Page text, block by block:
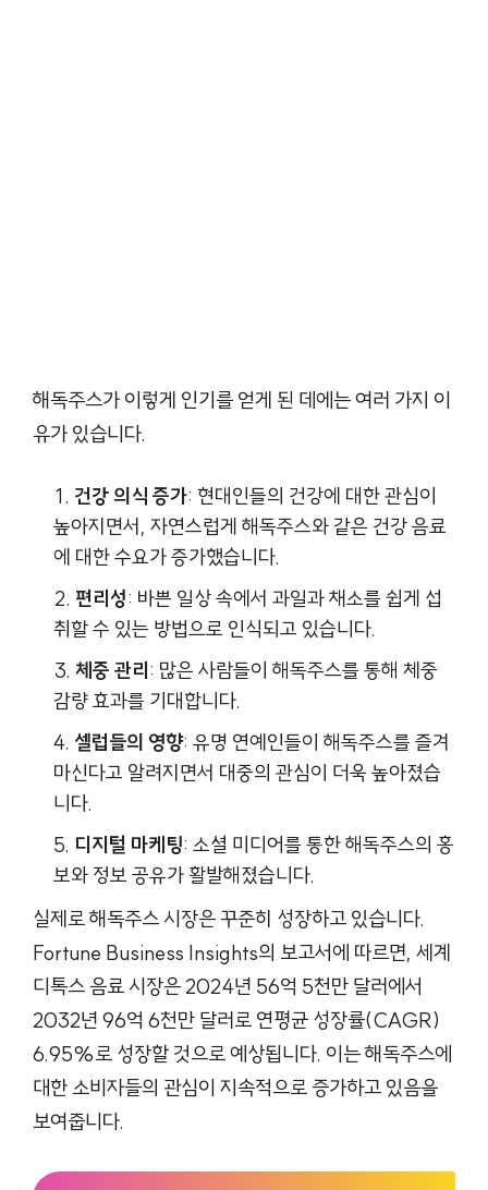
해독주스가 이렇게 인기를 얻게 된 데에는 여러 가지 이
유가 있습니다.
건강 의식 증가: 현대인들의 건강에 대한 관심이
높아지면서, 자연스럽게 해독주스와 같은 건강 음료
에 대한 수요가 증가했습니다.
편리성: 바쁜 일상 속에서 과일과 채소를 쉽게 섭
취할 수 있는 방법으로 인식되고 있습니다.
체중 관리 : 많은 사람들이 해독주스를 통해 체중
감량 효과를 기대합니다.
셀럽들의 영향: 유명 연예인들이 해독주스를 즐겨
마신다고 알려지면서 대중의 관심이 더욱 높아졌습
니다.
디지털 마케팅: 소셜 미디어를 통한 해독주스의 홍
보와 정보 공유가 활발해졌습니다.
실제로 해독주스 시장은 꾸준히 성장하고 있습니다.
Fortune Business Insights의 보고서에 따르면, 세계
디톡스 음료 시장은 2024년 56억 5천만 달러에서
2032년 96억 6천만 달러로 연평균 성장률(CAGR)
6.95%로 성장할 것으로 예상됩니다. 이는 해독주스에
대한 소비자들의 관심이 지속적으로 증가하고 있음을
보여줍니다.